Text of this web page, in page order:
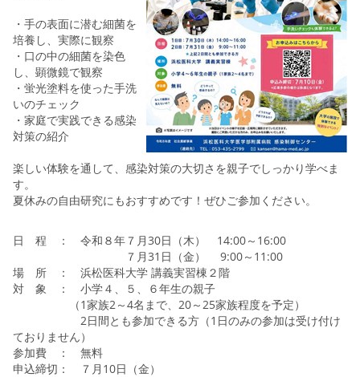
・手の表面に潜む細菌を
培養し、実際に観察
・口の中の細菌を染色
し、顕微鏡で観察
・蛍光塗料を使った手洗
いのチェック
・家庭で実践できる感染
対策の紹介
楽しい体験を通して、感染対策の大切さを親子でしっかり学べま
す。
夏休みの自由研究にもおすすめです！ぜひご参加ください。
日 程 ： 令和８年７月30日（木） 14:00～16:00
７月31日（金） 9:00～11:00
場 所 ： 浜松医科大学 講義実習棟２階
対 象 ： 小学４、５、６年生の親子
（1家族2～4名まで、20～25家族程度を予定）
2日間とも参加できる方（1日のみの参加は受け付け
ておりません）
参加費 ： 無料
申込締切： ７月10日（金）